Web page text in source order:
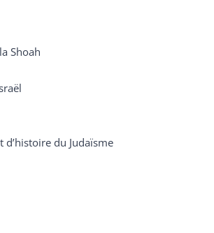
Shoah
d’histoire du Judaïsme